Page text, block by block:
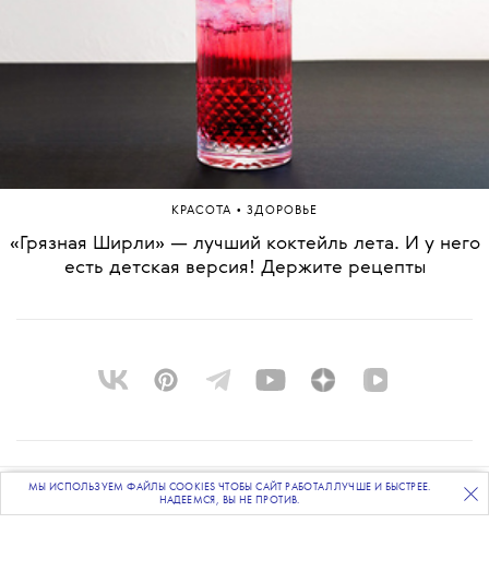
ПОДПИСЫВАЙТЕСЬНА НАШУ ВЕЧЕРНЮЮ РАССЫЛКУ
КРАСОТА • ЗДОРОВЬЕ
«Грязная Ширли» — лучший коктейль лета. И у него
есть детская версия! Держите рецепты
О ПРОЕКТЕ
КОМАНДА
МЫ ИСПОЛЬЗУЕМ ФАЙЛЫ COOKIES ЧТОБЫ САЙТ РАБОТАЛ ЛУЧШЕ И БЫСТРЕЕ.
НАДЕЕМСЯ, ВЫ НЕ ПРОТИВ.